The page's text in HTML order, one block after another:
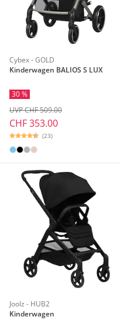
Cybex - GOLD
Kinderwagen BALIOS S LUX
30 %
CHF 353.00
UVP CHF 509.00
(23)
Joolz - HUB2
Kinderwagen